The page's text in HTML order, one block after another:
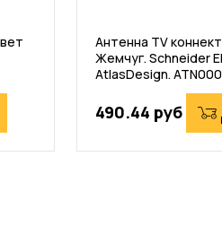
Антенна TV
Жемчуг. Schneider
AtlasDesign.
490.44 руб